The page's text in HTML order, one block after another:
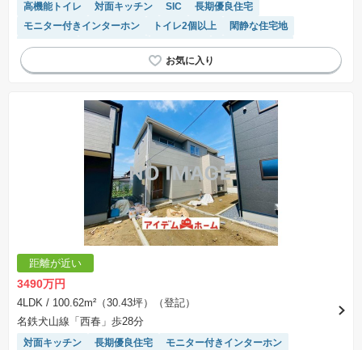
高機能トイレ 対面キッチン SIC
長期優良住宅
モニター付きインターホン
トイレ2個以上
閑静な住宅地
陽当り良好
温水洗浄便座 窓付き浴室
フラット35適合
浴室乾燥機
システムキッチン
距離が近い
3490万円
4LDK / 100.62m²（30.43坪）（登記）
名鉄犬山線「西春」歩28分
対面キッチン 長期優良住宅
モニター付きインターホン